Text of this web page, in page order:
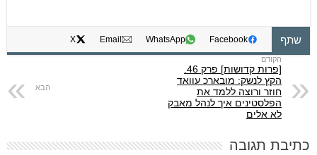
שתף Facebook
WhatsApp
Email
X
הקץ לנשק: מובארכ עוואד
חוזר ורוצה ללמד את
הפלסטינים איך לנהל מאבק
לא אלים
כתיבת תגובה